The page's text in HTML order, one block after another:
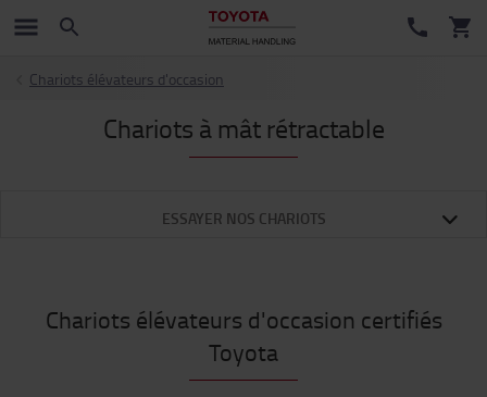
Chariots élévateurs d'occasion
Chariots à mât rétractable
ESSAYER NOS CHARIOTS
Chariots élévateurs d'occasion certifiés
Toyota